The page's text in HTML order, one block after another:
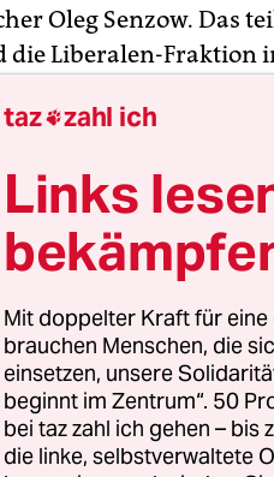
Oleg Senzow. Das
die Liberalen-Fraktion
an herausragende
Preisverleihung ist für
2014 erfolgte
ukrainischen
wurde er wegen
einem russischen
befand sich Senzow
taz zahl ich
Links
Mit doppelter Kraft für
brauchen Menschen, die
einsetzen, unsere
beginnt im Zentrum“. 50
bei taz zahl ich gehen – bis
die linke, selbstverwaltete